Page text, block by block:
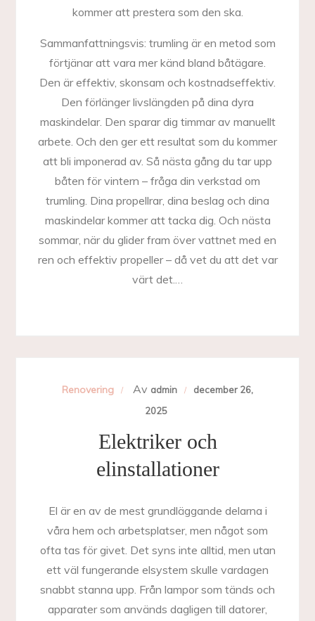
kommer att prestera som den ska.
Sammanfattningsvis: trumling är en metod som
förtjänar att vara mer känd bland båtägare.
Den är effektiv, skonsam och kostnadseffektiv.
Den förlänger livslängden på dina dyra
maskindelar. Den sparar dig timmar av manuellt
arbete. Och den ger ett resultat som du kommer
att bli imponerad av. Så nästa gång du tar upp
båten för vintern – fråga din verkstad om
trumling. Dina propellrar, dina beslag och dina
maskindelar kommer att tacka dig. Och nästa
sommar, när du glider fram över vattnet med en
ren och effektiv propeller – då vet du att det var
värt det.…
Renovering Av admin
december 26,
2025
Elektriker och
elinstallationer
El är en av de mest grundläggande delarna i
våra hem och arbetsplatser, men något som
ofta tas för givet. Det syns inte alltid, men utan
ett väl fungerande elsystem skulle vardagen
snabbt stanna upp. Från lampor som tänds och
apparater som används dagligen till datorer,